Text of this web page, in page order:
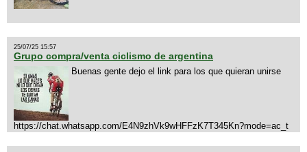
25/07/25 15:57
Grupo compra/venta ciclismo de argentina
Buenas gente dejo el link para los que quieran unirse
https://chat.whatsapp.com/E4N9zhVk9wHFFzK7T345Kn?mode=ac_t